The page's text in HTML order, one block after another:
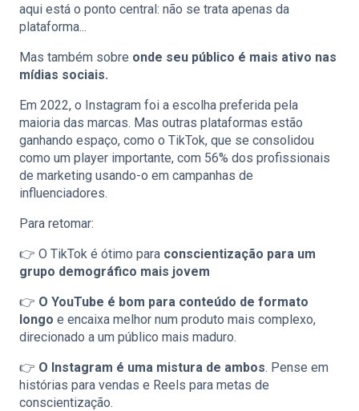
aqui está o ponto central: não se trata apenas da
plataforma...
Mas também sobre onde seu público é mais ativo nas
mídias sociais.
Em 2022, o Instagram foi a escolha preferida pela
maioria das marcas. Mas outras plataformas estão
ganhando espaço, como o TikTok, que se consolidou
como um player importante, com 56% dos profissionais
de marketing usando-o em campanhas de
influenciadores.
Para retomar:
👉 O TikTok é ótimo para conscientização para um
grupo demográfico mais jovem
👉 O YouTube é bom para conteúdo de formato
longo e encaixa melhor num produto mais complexo,
direcionado a um público mais maduro.
👉 O Instagram é uma mistura de ambos. Pense em
histórias para vendas e Reels para metas de
conscientização.